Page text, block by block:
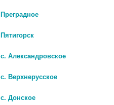
ИМОФЕРАЗА КРЕМ КОСМ. 30Г.
Преградное
Пятигорск
с. Александровское
с. Верхнерусское
с. Донское